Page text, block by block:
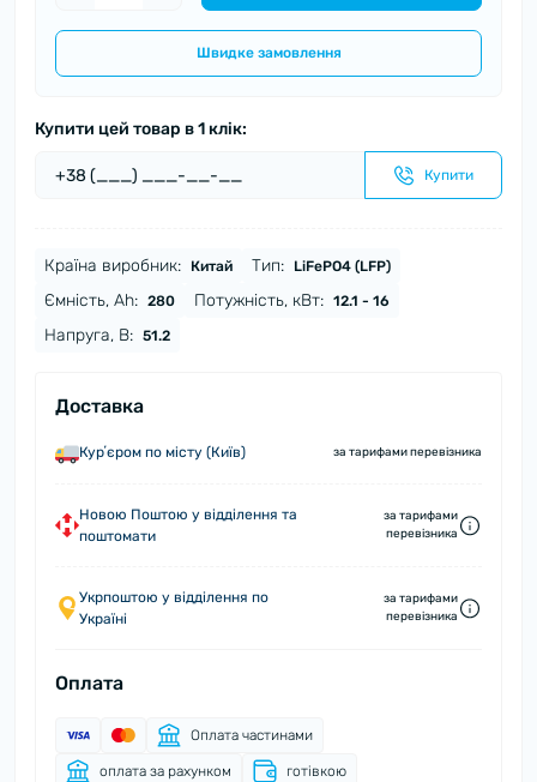
Швидке замовлення
Купити цей товар в 1 клік:
Купити
Країна виробник: Китай Тип: LiFePO4 (LFP)
Ємність, Ah: 280 Потужність, кВт: 12.1 - 16
Напруга, В: 51.2
Доставка
Курʼєром по місту (Київ) за тарифами перевізника
Новою Поштою у відділення та
поштомати
за тарифами
перевізника
Укрпоштою у відділення по
Україні
за тарифами
перевізника
Оплата
Оплата частинами
оплата за рахунком готівкою